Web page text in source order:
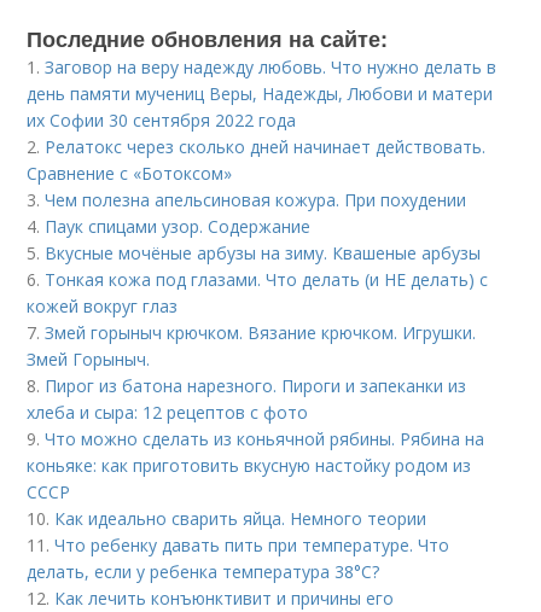
Последние обновления на сайте:
1.Заговор на веру надежду любовь. Что нужно делать в
день памяти мучениц Веры, Надежды, Любови и матери
их Софии 30 сентября 2022 года
2. Релатокс через сколько дней начинает действовать.
Сравнение с «Ботоксом»
3.Чем полезна апельсиновая кожура. При похудении
4. Паук спицами узор. Содержание
5. Вкусные мочёные арбузы на зиму. Квашеные арбузы
6. Тонкая кожа под глазами. Что делать (и НЕ делать) с
кожей вокруг глаз
7.Змей горыныч крючком. Вязание крючком. Игрушки.
Змей Горыныч.
8. Пирог из батона нарезного. Пироги и запеканки из
хлеба и сыра: 12 рецептов с фото
9.Что можно сделать из коньячной рябины. Рябина на
коньяке: как приготовить вкусную настойку родом из
СССР
10. Как идеально сварить яйца. Немного теории
11.Что ребенку давать пить при температуре. Что
делать, если у ребенка температура 38°С?
12. Как лечить конъюнктивит и причины его